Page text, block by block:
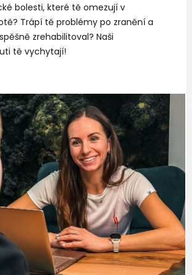
bolesti, které tě omezují v
Trápí tě problémy po zranění a
zrehabilitoval? Naši
tě vychytají!